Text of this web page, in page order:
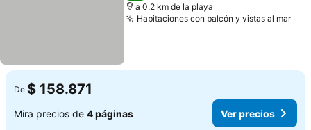
a 0.2 km de la playa
Habitaciones con balcón y vistas al mar
De $ 158.871
Mira precios de 4 páginas Ver precios